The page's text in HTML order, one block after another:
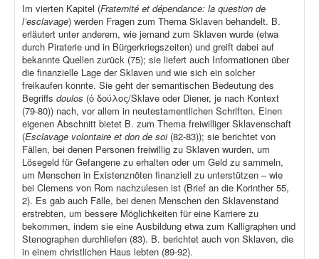
Im vierten Kapitel (Fraternité et dépendance: la question de
l’esclavage) werden Fragen zum Thema Sklaven behandelt. B.
erläutert unter anderem, wie jemand zum Sklaven wurde (etwa
durch Piraterie und in Bürgerkriegszeiten) und greift dabei auf
bekannte Quellen zurück (75); sie liefert auch Informationen über
die finanzielle Lage der Sklaven und wie sich ein solcher
freikaufen konnte. Sie geht der semantischen Bedeutung des
Begriffs doulos (ὁ δούλος/Sklave oder Diener, je nach Kontext
(79-80)) nach, vor allem in neutestamentlichen Schriften. Einen
eigenen Abschnitt bietet B. zum Thema freiwilliger Sklavenschaft
(Esclavage volontaire et don de soi(82-83)); sie berichtet von
Fällen, bei denen Personen freiwillig zu Sklaven wurden, um
Lösegeld für Gefangene zu erhalten oder um Geld zu sammeln,
um Menschen in Existenznöten finanziell zu unterstützen – wie
bei Clemens von Rom nachzulesen ist (Brief an die Korinther 55,
2). Es gab auch Fälle, bei denen Menschen den Sklavenstand
erstrebten, um bessere Möglichkeiten für eine Karriere zu
bekommen, indem sie eine Ausbildung etwa zum Kalligraphen und
Stenographen durchliefen (83). B. berichtet auch von Sklaven, die
in einem christlichen Haus lebten (89-92).